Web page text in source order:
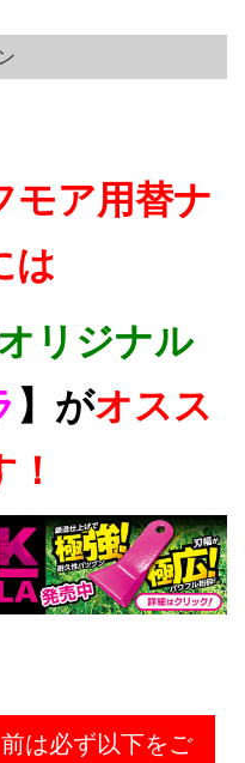
モア用替ナ
は
リジナル
】がオスス
は必ず以下をご